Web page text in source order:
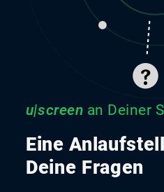
u|screen an Deiner
Eine
Deine Fragen